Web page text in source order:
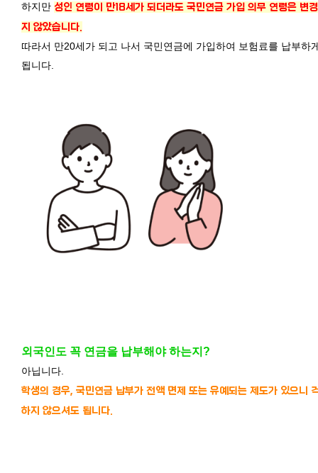
하지만 성인 연령이 만18세가 되더라도 국민연금 가입 의무 연령은 변
지 않았습니다.
따라서 만20세가 되고 나서 국민연금에 가입하여 보험료를 납부하
됩니다.
외국인도 꼭 연금을 납부해야 하는지?
아닙니다.
학생의 경우, 국민연금 납부가 전액 면제 또는 유예되는 제도가 있으니
하지 않으셔도 됩니다.